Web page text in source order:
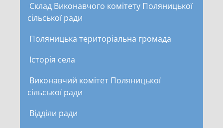
Склад Виконавчого комітету Поляницької
сільської ради
Поляницька територіальна громада
Історія села
Виконавчий комітет Поляницької
сільської ради
Відділи ради